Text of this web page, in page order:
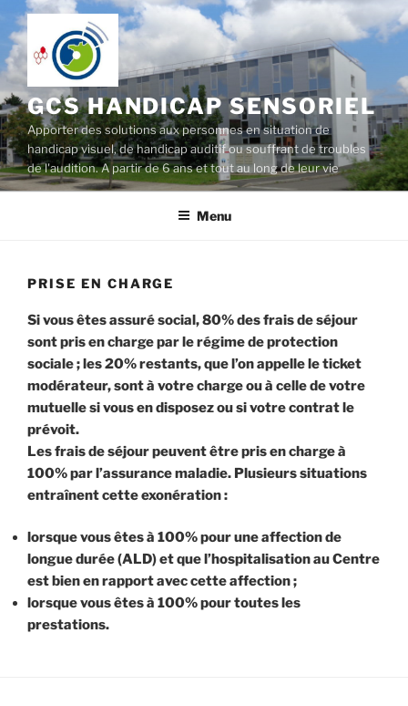
Aller
au
contenu
principal
GCS HANDICAP SENSORIEL
Apporter des solutions aux personnes en situation de
handicap visuel, de handicap auditif ou souffrant de troubles
de l'audition. A partir de 6 ans et tout au long de leur vie
Menu
PRISE EN CHARGE
Si vous êtes assuré social, 80% des frais de séjour
sont pris en charge par le régime de protection
sociale ; les 20% restants, que l’on appelle le ticket
modérateur, sont à votre charge ou à celle de votre
mutuelle si vous en disposez ou si votre contrat le
prévoit.
Les frais de séjour peuvent être pris en charge à
100% par l’assurance maladie. Plusieurs situations
entraînent cette exonération :
lorsque vous êtes à 100% pour une affection de
longue durée (ALD) et que l’hospitalisation au Centre
est bien en rapport avec cette affection ;
lorsque vous êtes à 100% pour toutes les
prestations.